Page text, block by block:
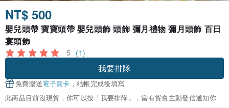
NT$ 500
嬰兒頭帶 寶寶頭帶 嬰兒頭飾 頭飾 彌月禮物 彌月頭飾 百日
宴頭飾
5 (1)
我要排隊
免費贈送電子賀卡 ，結帳完成後填寫
此商品目前沒現貨，你可以按「我要排隊」，當有貨會主動發信通知你